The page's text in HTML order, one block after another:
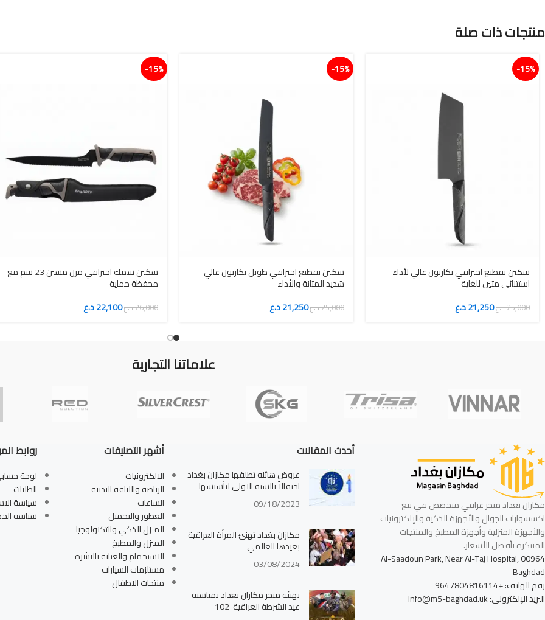
منتجات ذات صلة
15%-
سكين تقطيع احترافي بكاربون عالي لأداء
استثنائي متين للغاية
25,000د.ع21,250د.ع
15%-
سكين تقطيع احترافي طويل بكاربون عالي
شديد المتانة والأداء
25,000د.ع21,250د.ع
15%-
سكين سمك احترافي مرن مسنن 23 سم مع
محفظة حماية
26,000د.ع22,100د.ع
علاماتنا التجارية
مكازان بغداد متجر عراقي متخصص في بيع
اكسسوارات الجوال والأجهزة الذكية والإلكترونيات
والأجهزة المنزلية وأجهزة المطبخ والمنتجات
المبتكرة بأفضل الأسعار.
Al-Saadoun Park, Near Al-Taj Hospital, 00964
Baghdad
رقم الهاتف: +9647804816114
البريد الإلكتروني: info@m5-baghdad.uk
أحدث المقالات
عروض هائله تطلقها مكازان بغداد
احتفالاً بالسنه الاولى لتأسيسها
09/18/2023
مكازان بغداد تهنئ المرأة العراقية
بعيدها العالمي
03/08/2024
تهنئة متجر مكازان بغداد بمناسبة
عيد الشرطة العراقية 102
أشهر التصنيفات
الالكترونيات
الرياضة واللياقة البدنية
الساعات
العطور والتجميل
المنزل الذكي والتكنولوجيا
المنزل والمطبخ
الاستحمام والعناية بالبشرة
مستلزمات السيارات
منتجات الاطفال
روابط
لوحة
الطلبات
سياسة
سياسة